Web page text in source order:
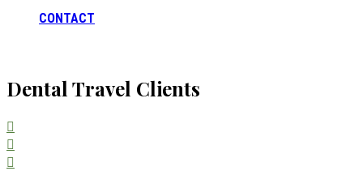
CONTACT
Dental Travel Clients